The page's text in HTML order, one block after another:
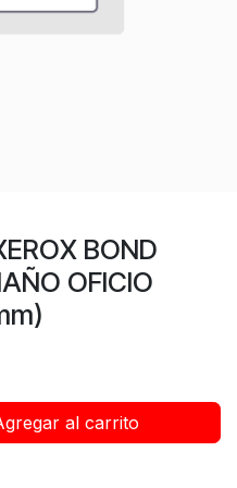
BOND
OFICIO
al carrito